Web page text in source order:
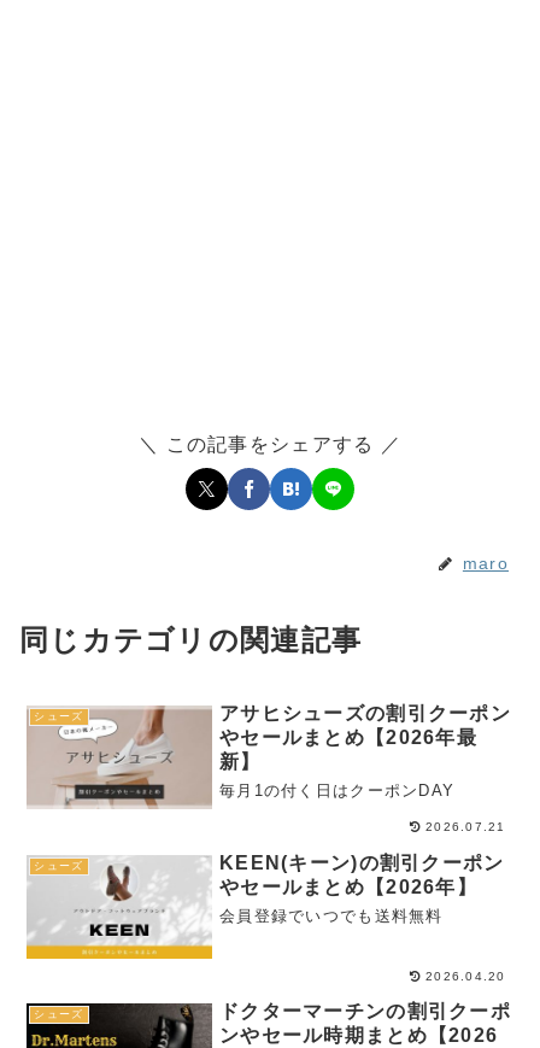
＼ この記事をシェアする ／
maro
同じカテゴリの関連記事
シューズ
アサヒシューズの割引クーポン
やセールまとめ【2026年最
新】
毎月1の付く日はクーポンDAY
2026.07.21
シューズ
KEEN(キーン)の割引クーポン
やセールまとめ【2026年】
会員登録でいつでも送料無料
2026.04.20
シューズ
ドクターマーチンの割引クーポ
ンやセール時期まとめ【2026